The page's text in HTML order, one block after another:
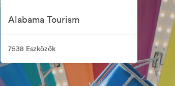
Alabama Tourism
7538 Eszközök